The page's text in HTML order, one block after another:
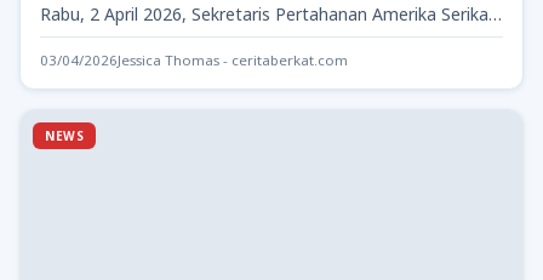
Rabu, 2 April 2026, Sekretaris Pertahanan Amerika Serikat,
Pete Hegseth,…
03/04/2026Jessica Thomas - ceritaberkat.com
NEWS